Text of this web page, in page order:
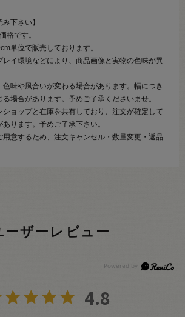
下さい】
格です。
単位で販売しております。
レイ環境などにより、商品画像と実物の色味が異
色味や風合いが変わる場合があります。幅につき
場合があります。予めご了承くださいませ。
ショップと在庫を共有しており、注文が確定して
ります。予めご了承下さい。
用意するため、注文キャンセル・数量変更・返品
ーザーレビュー
4.8